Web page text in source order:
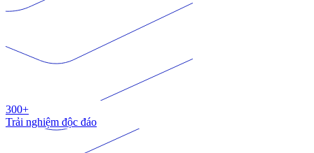
300+
Trải nghiệm độc đáo